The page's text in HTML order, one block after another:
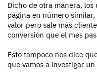
Dicho de otra manera,
página en número
valor pero sale más
conversión que el mes
Esto tampoco nos dice
que vamos a investigar un